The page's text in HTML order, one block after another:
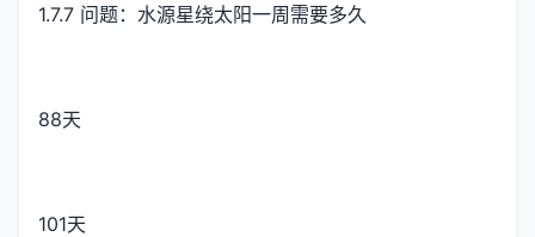
1.7.7 问题：水源星绕太阳一周需要多久
88天
101天